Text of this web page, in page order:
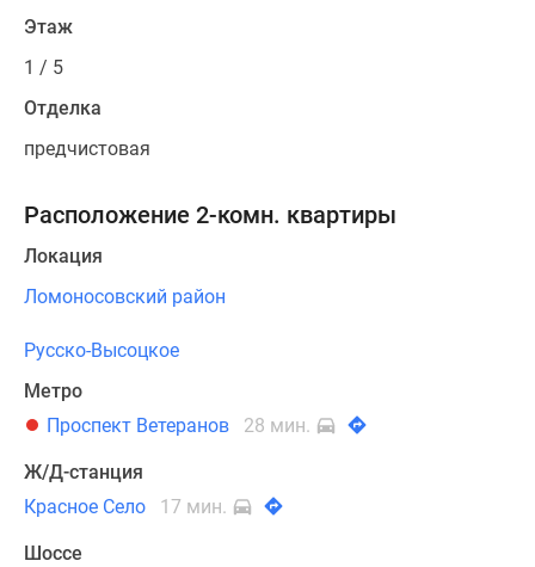
Этаж
1 / 5
Отделка
предчистовая
Расположение 2-комн. квартиры
Локация
Ломоносовский район
Русско-Высоцкое
Метро
Проспект Ветеранов
28 мин.
Ж/Д-станция
Красное Село
17 мин.
Шоссе